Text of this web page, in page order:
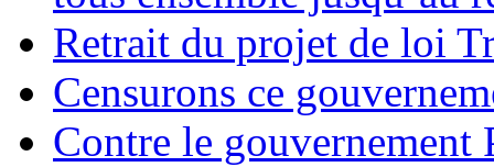
Retrait du projet de loi
Censurons ce
Contre le